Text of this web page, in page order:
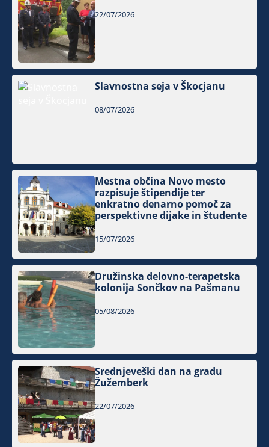
22/07/2026
Slavnostna seja v Škocjanu
08/07/2026
Mestna občina Novo mesto
razpisuje štipendije ter
enkratno denarno pomoč za
perspektivne dijake in študente
15/07/2026
Družinska delovno-terapetska
kolonija Sončkov na Pašmanu
05/08/2026
Srednjeveški dan na gradu
Žužemberk
22/07/2026